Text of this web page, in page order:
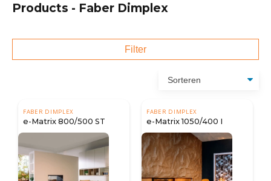
Products - Faber Dimplex
Filter
FABER DIMPLEX
e-Matrix 800/500 ST
FABER DIMPLEX
e-Matrix 1050/400 I